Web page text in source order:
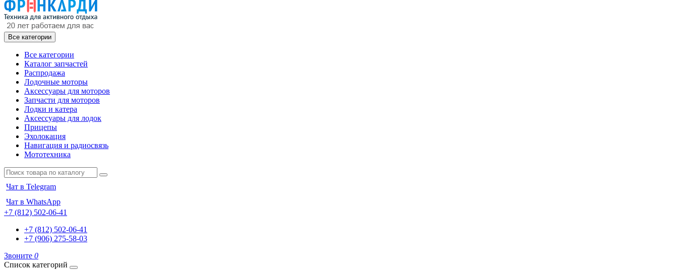
Все категории
Все категории
Каталог запчастей
Распродажа
Лодочные моторы
Аксессуары для моторов
Запчасти для моторов
Лодки и катера
Аксессуары для лодок
Прицепы
Эхолокация
Навигация и радиосвязь
Мототехника
Чат в Telegram
Чат в WhatsApp
+7 (812) 502-06-41
+7 (812) 502-06-41
+7 (906) 275-58-03
Звоните 0
Список категорий